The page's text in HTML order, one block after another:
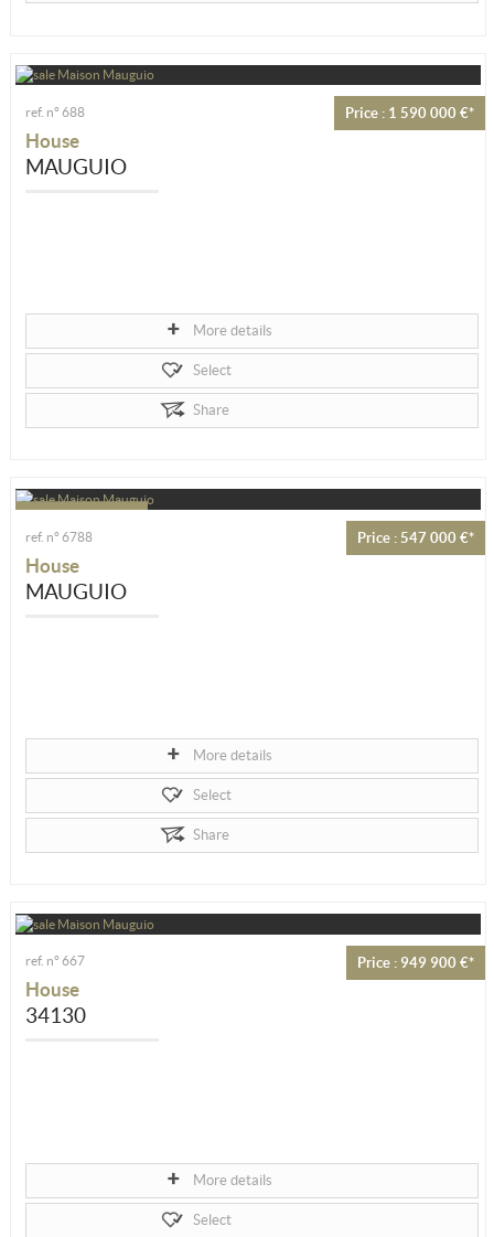
Price : 1 590 000 €*
ref. n° 688
House
MAUGUIO
More details
Select
Share
Price : 547 000 €*
ref. n° 6788
House
MAUGUIO
More details
Select
Share
Price : 949 900 €*
ref. n° 667
House
34130
More details
Select